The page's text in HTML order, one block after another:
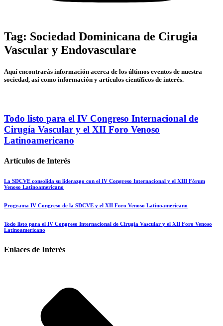
Tag: Sociedad Dominicana de Cirugia
Vascular y Endovasculare
Aquí encontrarás información acerca de los últimos eventos de nuestra
sociedad, así como información y artículos científicos de interés.
Todo listo para el IV Congreso Internacional de
Cirugía Vascular y el XII Foro Venoso
Latinoamericano
Artículos de Interés
La SDCVE consolida su liderazgo con el IV Congreso Internacional y el XIII Fórum
Venoso Latinoamericano
Programa IV Congreso de la SDCVE y el XII Foro Venoso Latinoamericano
Todo listo para el IV Congreso Internacional de Cirugía Vascular y el XII Foro Venoso
Latinoamericano
Enlaces de Interés